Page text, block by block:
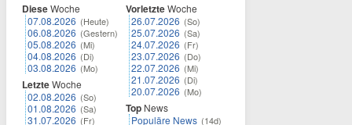
DieseWoche
07.08.2026 (Heute)
06.08.2026 (Gestern)
05.08.2026 (Mi)
04.08.2026 (Di)
03.08.2026 (Mo)
LetzteWoche
02.08.2026 (So)
01.08.2026 (Sa)
31.07.2026 (Fr)
VorletzteWoche
26.07.2026 (So)
25.07.2026 (Sa)
24.07.2026 (Fr)
23.07.2026 (Do)
22.07.2026 (Mi)
21.07.2026 (Di)
20.07.2026 (Mo)
Top News
Populäre News (14d)